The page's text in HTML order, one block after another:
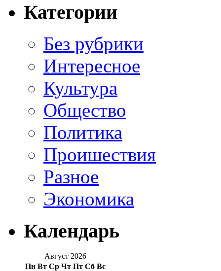
Категории
Без рубрики
Интересное
Культура
Общество
Политика
Проишествия
Разное
Экономика
Календарь
Август 2026
Пн Вт Ср Чт Пт Сб Вс